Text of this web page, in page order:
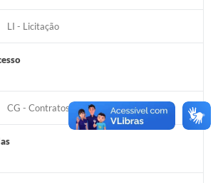
LI - Licitação
CG - Contratos Gerais/Outros